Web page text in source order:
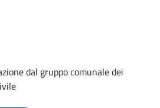
dal gruppo comunale dei